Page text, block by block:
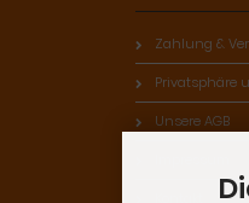
Zahlung &
Privatsphäre
Unsere AGB